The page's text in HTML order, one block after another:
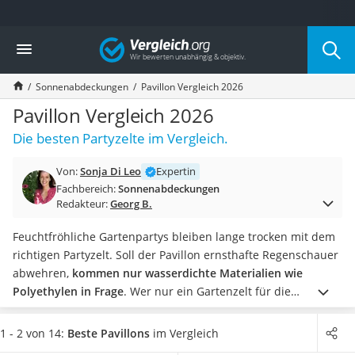
Die beliebtesten Vergleiche nach Kategorie
Baumarkt
Tresor feuerfest
Makita-Akku-Rasenmäher
Kappsäge
Smartes Türschloss
Akku-Rasentrimmer
Split-Klimaanlage 2 Innengeräte
Pelletofen
Tiefbrunnenpumpe
Fliesenschneider
Hochdruckreiniger
Doppelschleifer
Überwachungskamera
Benzinrasenmäher mit Elektrostart
Vergleich
Sonnenabdeckungen Pavillon Vergleich 2026
Pavillon Vergleich 2026
Die besten Partyzelte im Vergleich.
Von:Sonja Di Leo
Expertin
Fachbereich:Sonnenabdeckungen
Redakteur:Georg B.
Feuchtfröhliche Gartenpartys bleiben lange trocken mit dem
richtigen Partyzelt. Soll der Pavillon ernsthafte Regenschauer
abwehren, kommen nur wasserdichte Materialien wie
Polyethylen in Frage. Wer nur ein Gartenzelt für die
Gemütlichkeit sucht, der wird auch mit einer Zeltplane aus
Polyester glücklich. Diese halten auch einem kleinen Schauer
1 - 2 von 14: Beste Pavillons im Vergleich